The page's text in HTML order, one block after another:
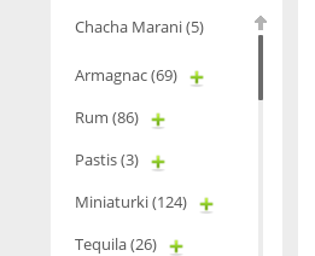
Chacha Marani(5)
Armagnac(69)
Rum (86)
Pastis(3)
Miniaturki(124)
Tequila(26)